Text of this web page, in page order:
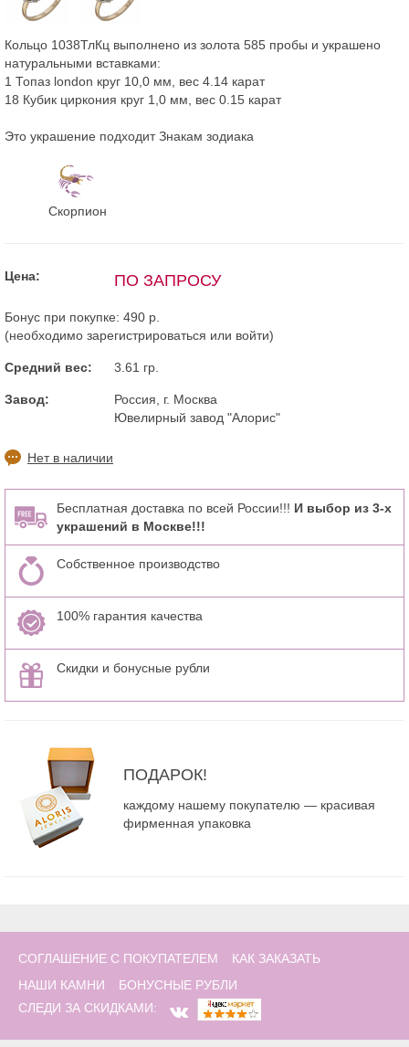
Кольцо 1038ТлКц выполнено из золота 585 пробы и украшено
натуральными вставками:
1 Топаз london круг 10,0 мм, вес 4.14 карат
18 Кубик циркония круг 1,0 мм, вес 0.15 карат
Это украшение подходит Знакам зодиака
Скорпион
Цена: ПО ЗАПРОСУ
Бонус при покупке: 490 р.
(необходимо зарегистрироваться или войти)
Средний вес: 3.61 гр.
Завод:
Россия, г. Москва
Ювелирный завод "Алорис"
Нет в наличии
Бесплатная доставка по всей России!!! И выбор из 3-х
украшений в Москве!!!
Собственное производство
100% гарантия качества
Скидки и бонусные рубли
ПОДАРОК!
каждому нашему покупателю — красивая
фирменная упаковка
СОГЛАШЕНИЕ С ПОКУПАТЕЛЕМ
КАК ЗАКАЗАТЬ
НАШИ КАМНИ
БОНУСНЫЕ РУБЛИ
СЛЕДИ ЗА СКИДКАМИ: